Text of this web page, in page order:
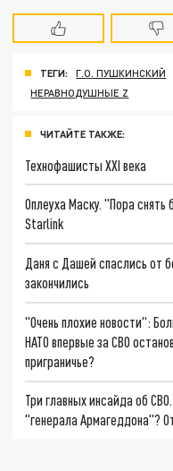
ТЕГИ: Г.О. ПУШКИНСКИЙ
НЕРАВНОДУШНЫЕ Z
ЧИТАЙТЕ ТАКЖЕ:
Технофашисты XXI века
Оплеуха Маску. "Пора
Starlink
Даня с Дашей спаслись от
закончились
"Очень плохие новости":
НАТО впервые за СВО
приграничье?
Три главных инсайда об
"генерала Армагеддона"?